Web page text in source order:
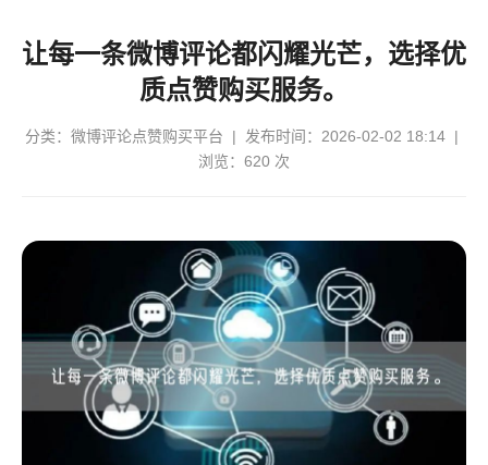
让每一条微博评论都闪耀光芒，选择优
质点赞购买服务。
分类： 微博评论点赞购买平台 | 发布时间：2026-02-02 18:14 |
浏览：620 次